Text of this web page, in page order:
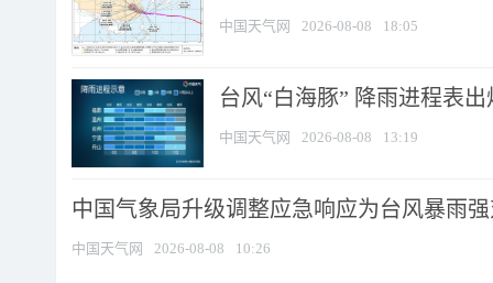
中国天气网 2026-08-08 18:05
台风“白海豚” 降雨进程表
中国天气网 2026-08-08 13:19
中国气象局升级调整应急响应为台风暴雨
中国天气网 2026-08-08 10:26